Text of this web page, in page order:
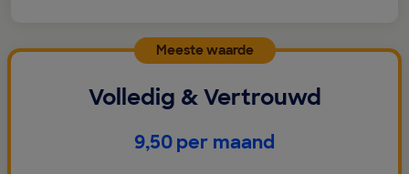
Meeste waarde
Volledig & Vertrouwd
€
9,50per maand